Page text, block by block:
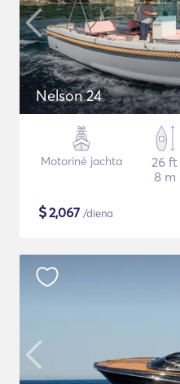
Nelson 24
Motorinė jachta
26 ft
8 m
$2,067 /diena